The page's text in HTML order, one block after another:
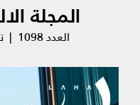
المجلة
العدد 1098 | تموز 2026